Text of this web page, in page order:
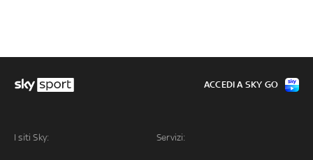
I siti Sky: Servizi:
ACCEDI A SKY GO